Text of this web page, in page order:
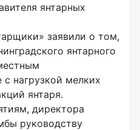
янтарных
заявили о том,
янтарного
нагрузкой мелких
янтаря.
директора
руководству